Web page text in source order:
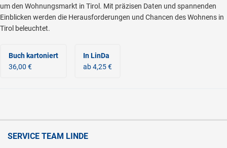
um den Wohnungsmarkt in Tirol. Mit präzisen Daten und spannenden
Einblicken werden die Herausforde­rungen und Chancen des Wohnens in
Tirol beleuchtet.
Buch kartoniert
36,00 €
In LinDa
ab 4,25 €
SERVICE TEAM LINDE